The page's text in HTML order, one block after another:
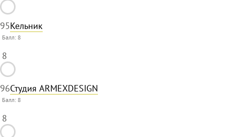
95Кельник
Балл: 8
8
96Студия ARMEXDESIGN
Балл: 8
8